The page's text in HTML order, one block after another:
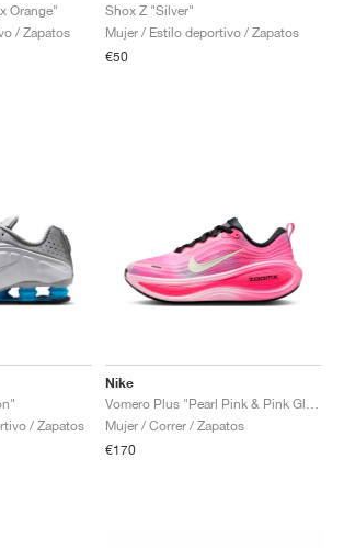
Orange"
/ Zapatos
Shox Z "Silver"
Mujer / Estilo deportivo / Zapatos
€50
/ Zapatos
Nike
Mujer / Correr / Zapatos
€170